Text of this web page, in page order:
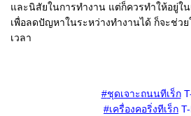
และนิสัยในการทำงาน แต่ก็ควรทำให้อยู่ใ
เพื่อลดปัญหาในระหว่างทำงานได้ ก็จะช่วย
เวลา
#ชุดเจาะถนนทีเร็ก
#เครื่องคอริ่งทีเร็ก